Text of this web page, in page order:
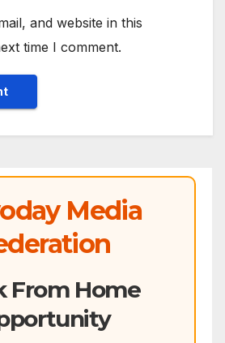
and website in this
time I comment.
Media
From Home